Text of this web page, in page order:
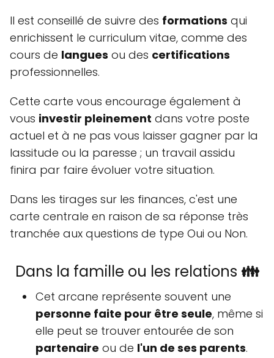
Il est conseillé de suivre des formations qui
enrichissent le curriculum vitae, comme des
cours de langues ou des certifications
professionnelles.
Cette carte vous encourage également à
vous investir pleinement dans votre poste
actuel et à ne pas vous laisser gagner par la
lassitude ou la paresse ; un travail assidu
finira par faire évoluer votre situation.
Dans les tirages sur les finances, c'est une
carte centrale en raison de sa réponse très
tranchée aux questions de type Oui ou Non.
Dans la famille ou les relations 👪
Cet arcane représente souvent une
personne faite pour être seule, même si
elle peut se trouver entourée de son
partenaire ou de l'un de ses parents.